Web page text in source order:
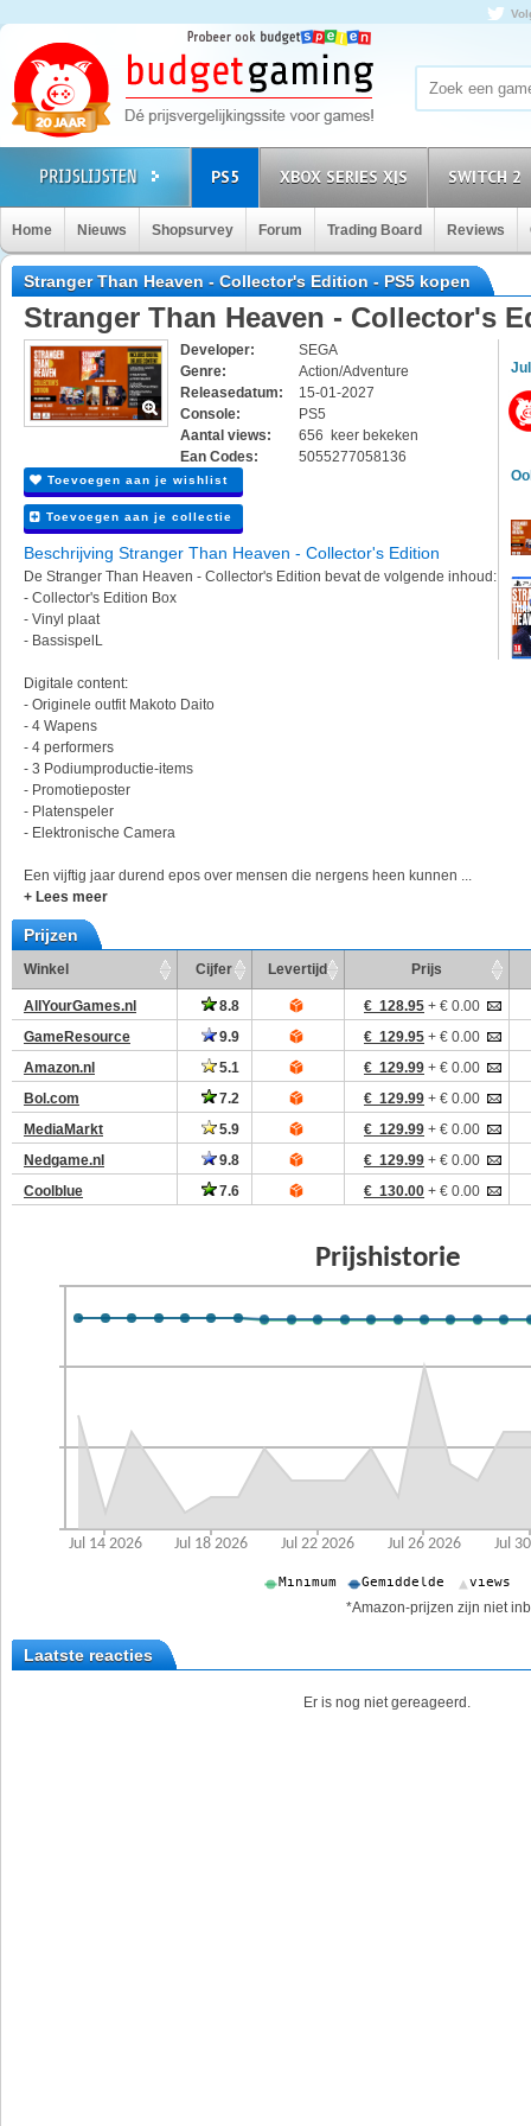
PS5 XBOX SERIES X|S SWITCH 2
Home Nieuws Shopsurvey Forum Trading Board Reviews
Stranger Than Heaven - Collector's Edition - PS5 kopen
Stranger Than Heaven - Collector's
Developer:
SEGA
Genre:
Action/Adventure
Releasedatum:
15-01-2027
Console:
PS5
Aantal views:
656 keer bekeken
Ean Codes:
5055277058136
Toevoegen aan je wishlist
Toevoegen aan je collectie
Beschrijving Stranger Than Heaven - Collector's Edition
De Stranger Than Heaven - Collector's Edition bevat de volgende inhoud:
- Collector's Edition Box
- Vinyl plaat
- BassispelL
Digitale content:
- Originele outfit Makoto Daito
- 4 Wapens
- 4 performers
- 3 Podiumproductie-items
- Promotieposter
- Platenspeler
- Elektronische Camera
Een vijftig jaar durend epos over mensen die nergens heen kunnen ...
+ Lees meer
Prijzen
Winkel Cijfer Levertijd Prijs
AllYourGames.nl 8.8 € 128.95 + € 0.00
GameResource
9.9 € 129.95 + € 0.00
Amazon.nl
5.1 € 129.99 + € 0.00
Bol.com
7.2 € 129.99 + € 0.00
MediaMarkt
5.9 € 129.99 + € 0.00
Nedgame.nl
9.8 € 129.99 + € 0.00
Coolblue
7.6 € 130.00 + € 0.00
*Amazon-prijzen zijn niet
Laatste reacties
Er is nog niet gereageerd.